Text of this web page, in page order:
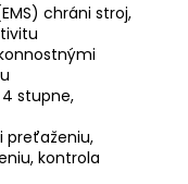
chráni stroj,
stupne,
preťaženiu,
kontrola